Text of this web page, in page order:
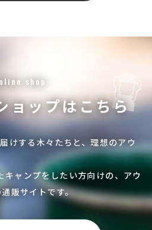
shop
ョップはこちら
けする木々たちと、理想のアウ
キャンプをしたい方向けの、アウ
販サイトです。